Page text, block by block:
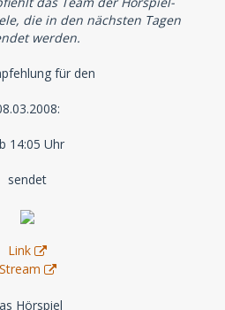
die in den nächsten Tagen
werden.
für den
14:05 Uhr
sendet
Link
Stream
Hörspiel